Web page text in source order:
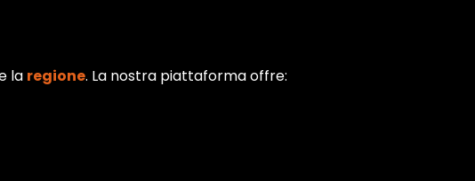
la regione. La nostra piattaforma offre: